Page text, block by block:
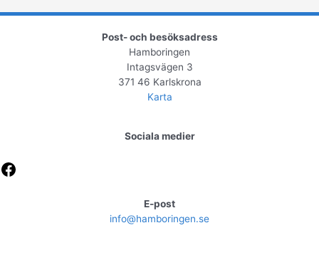
Post- och besöksadress
Hamboringen
Intagsvägen 3
371 46 Karlskrona
Karta
Sociala medier
E-post
info@hamboringen.se